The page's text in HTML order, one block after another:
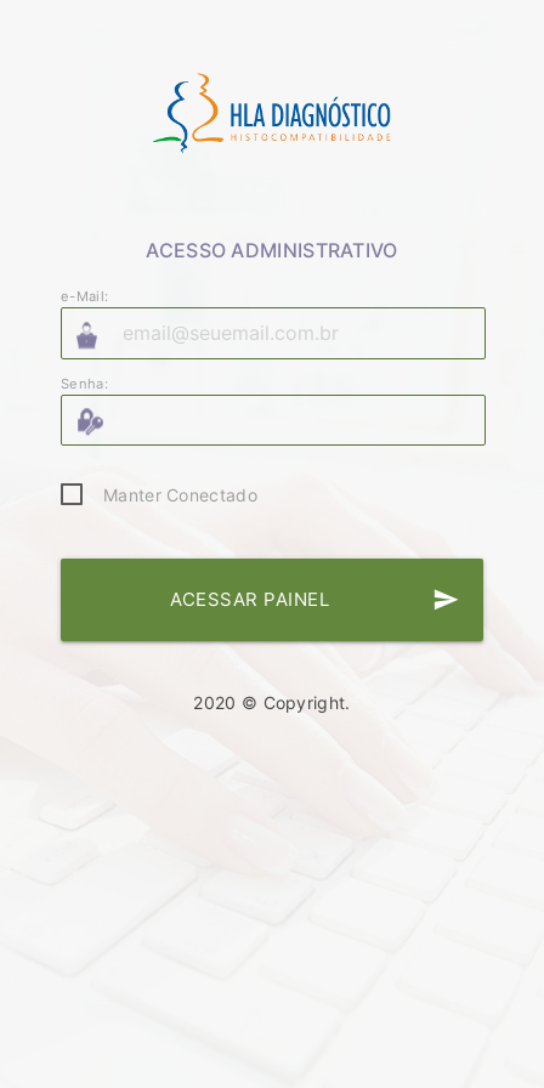
ACESSO ADMINISTRATIVO
e-Mail:
Senha:
Manter Conectado
ACESSAR PAINEL send
2020 © Copyright.